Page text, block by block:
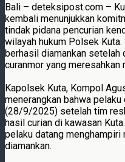
Bali – deteksipost.com –
kembali menunjukkan
tindak pidana pencurian
wilayah hukum Polsek
berhasil diamankan setelah
curanmor yang meresahkan
Kapolsek Kuta, Kompol
menerangkan bahwa
(28/9/2025) setelah tim
hasil curian di kawasan
pelaku datang
diamankan.